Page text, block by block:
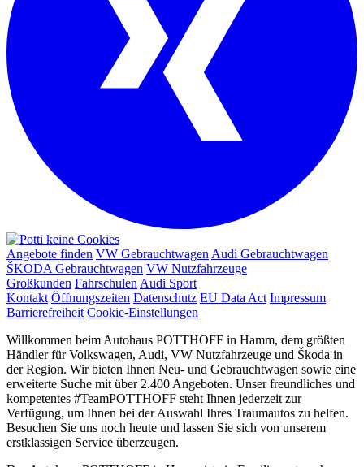
Angebote finden VW Gebrauchtwagen Audi Gebrauchtwagen
ŠKODA Gebrauchtwagen VW Nutzfahrzeuge
Großkunden Fahrschulen Audi Sport
Kontakt Öffnungszeiten Datenschutz EU Data Act Impressum
Barrierefreiheit Cookie-Einstellungen
Willkommen beim Autohaus POTTHOFF in Hamm, dem größten
Händler für Volkswagen, Audi, VW Nutzfahrzeuge und Škoda in
der Region. Wir bieten Ihnen Neu- und Gebrauchtwagen sowie eine
erweiterte Suche mit über 2.400 Angeboten. Unser freundliches und
kompetentes #TeamPOTTHOFF steht Ihnen jederzeit zur
Verfügung, um Ihnen bei der Auswahl Ihres Traumautos zu helfen.
Besuchen Sie uns noch heute und lassen Sie sich von unserem
erstklassigen Service überzeugen.